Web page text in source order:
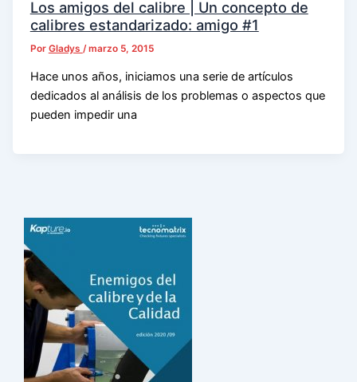
Los amigos del calibre | Un concepto de
calibres estandarizado: amigo #1
Por Gladys /marzo 5, 2015
Hace unos años, iniciamos una serie de artículos
dedicados al análisis de los problemas o aspectos que
pueden impedir una